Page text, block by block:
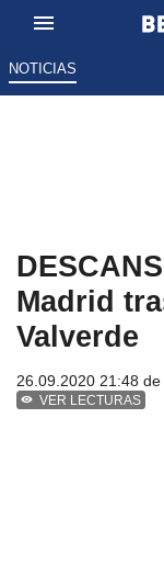
NOTICIAS
Madrid
Valverde
26.09.2020 21:48 de
VER LECTURAS